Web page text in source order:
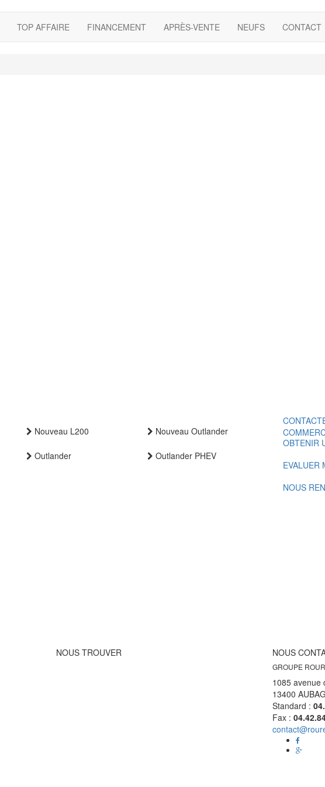
TOP AFFAIRE FINANCEMENT APRÈS-VENTE NEUFS CONTACT
Nouveau L200 Nouveau Outlander
Outlander Outlander PHEV
OBTENIR
EVALUER
NOUS
NOUS TROUVER NOUS
GROUPE
1085 avenue
13400
Standard :
Fax :